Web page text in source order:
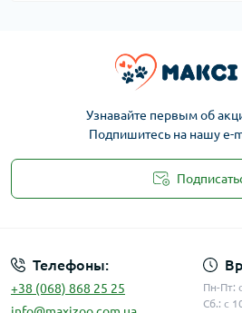
Узнавайте первым об
Подпишитесь на нашу e-
Телефоны:
+38 (068) 868 25 25
Пн-Пт:
Сб.: с